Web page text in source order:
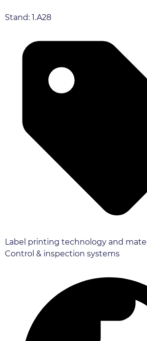
Stand: 1.A28
Label printing technology and
Control & inspection systems